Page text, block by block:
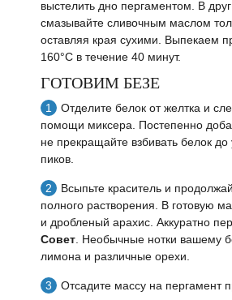
выстелить дно пергаментом. В
смазывайте сливочным маслом
оставляя края сухими. Выпекаем
160°C в течение 40 минут.
ГОТОВИМ БЕЗЕ
Отделите белок от желтка и
помощи миксера. Постепенно
не прекращайте взбивать белок до
пиков.
Всыпьте краситель и
полного растворения. В готовую
и дробленый арахис. Аккуратно
Совет. Необычные нотки вашему
лимона и различные орехи.
Отсадите массу на пергамент